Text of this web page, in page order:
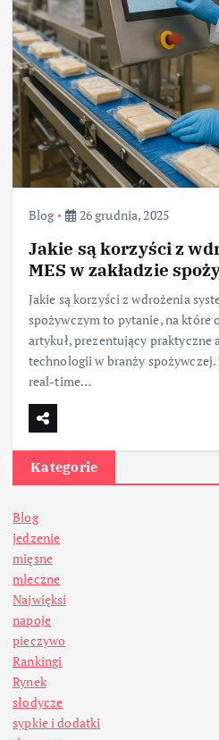
Blog 26 grudnia, 2025
Jakie są korzyści z
MES w zakładzie
Jakie są korzyści z wdrożenia
spożywczym to pytanie, na które
artykuł, prezentujący praktyczne
technologii w branży
real-time…
Kategorie
Blog
jedzenie
mięsne
mleczne
Najwięksi
napoje
pieczywo
Rankingi
Rynek
słodycze
sypkie i dodatki